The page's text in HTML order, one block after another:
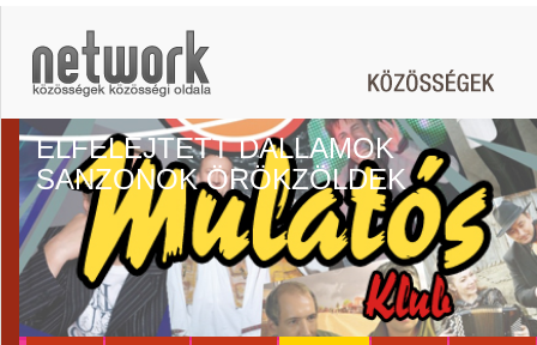
ELFELEJTETT DALLAMOK
SANZONOK ÖRÖKZÖLDEK